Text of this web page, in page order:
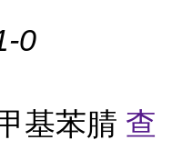
0
基苯腈 查